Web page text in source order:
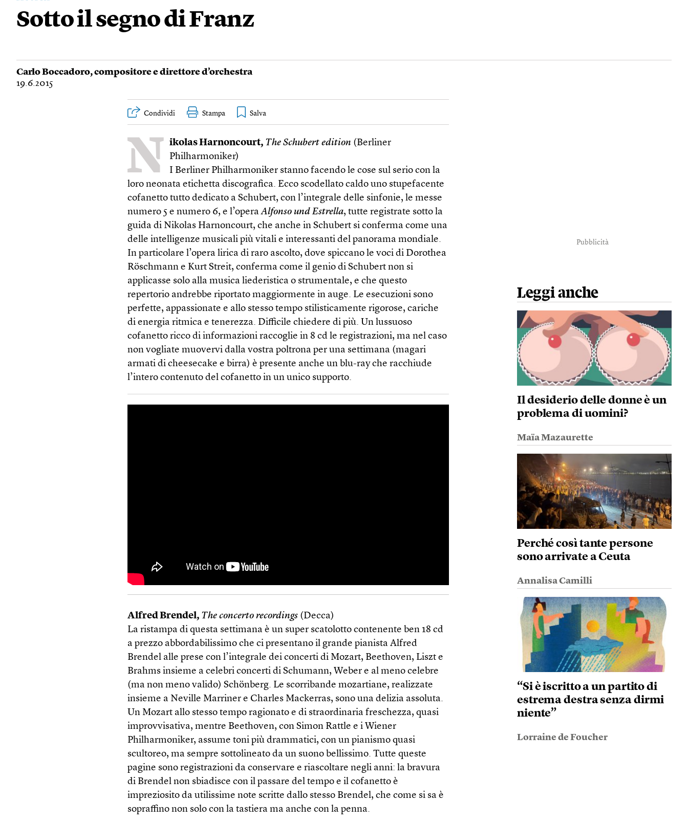
Sotto il segno di Franz
Carlo Boccadoro, compositore e direttore d’orchestra
19.6.2015
Condividi Stampa
N ikolas Harnoncourt, The Schubert edition (Berliner
Philharmoniker)
I Berliner Philharmoniker stanno facendo le cose sul serio con la
loro neonata etichetta discografica. Ecco scodellato caldo uno stupefacente
cofanetto tutto dedicato a Schubert, con l’integrale delle sinfonie, le messe
numero 5 e numero 6, e l’operaAlfonso und Estrella, tutte registrate sotto la
guida di Nikolas Harnoncourt, che anche in Schubert si conferma come una
delle intelligenze musicali più vitali e interessanti del panorama mondiale.
In particolare l’opera lirica di raro ascolto, dove spiccano le voci di Dorothea
Röschmann e Kurt Streit, conferma come il genio di Schubert non si
applicasse solo alla musica liederistica o strumentale, e che questo
repertorio andrebbe riportato maggiormente in auge. Le esecuzioni sono
perfette, appassionate e allo stesso tempo stilisticamente rigorose, cariche
di energia ritmica e tenerezza. Difficile chiedere di più. Un lussuoso
cofanetto ricco di informazioni raccoglie in 8 cd le registrazioni, ma nel caso
non vogliate muovervi dalla vostra poltrona per una settimana (magari
armati di cheesecake e birra) è presente anche un blu-ray che racchiude
l’intero contenuto del cofanetto in un unico supporto.
Alfred Brendel, The concerto recordings (Decca)
La ristampa di questa settimana è un super scatolotto contenente ben 18 cd
a prezzo abbordabilissimo che ci presentano il grande pianista Alfred
Brendel alle prese con l’integrale dei concerti di Mozart, Beethoven, Liszt e
Brahms insieme a celebri concerti di Schumann, Weber e al meno celebre
(ma non meno valido) Schönberg. Le scorribande mozartiane, realizzate
insieme a Neville Marriner e Charles Mackerras, sono una delizia assoluta.
Un Mozart allo stesso tempo ragionato e di straordinaria freschezza, quasi
improvvisativa, mentre Beethoven, con Simon Rattle e i Wiener
Philharmoniker, assume toni più drammatici, con un pianismo quasi
scultoreo, ma sempre sottolineato da un suono bellissimo. Tutte queste
pagine sono registrazioni da conservare e riascoltare negli anni: la bravura
di Brendel non sbiadisce con il passare del tempo e il cofanetto è
impreziosito da utilissime note scritte dallo stesso Brendel, che come si sa è
sopraffino non solo con la tastiera ma anche con la penna.
Pubblicità
Leggi anche
Il desiderio delle donne è un
problema di uomini?
Maïa Mazaurette
Perché così tante persone
sono arrivate a Ceuta
Annalisa Camilli
“Si è iscritto a un partito di
estrema destra senza dirmi
niente”
Lorraine de Foucher